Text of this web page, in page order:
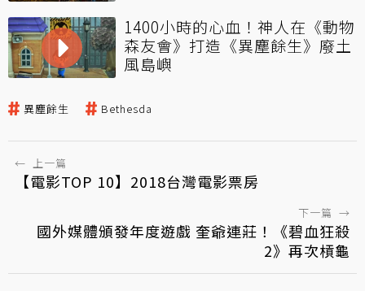
1400小時的心血！神人在《動物
森友會》打造《異塵餘生》廢土
風島嶼
異塵餘生 Bethesda
← 上一篇
【電影TOP 10】2018台灣電影票房
下一篇 →
國外媒體頒發年度遊戲 奎爺連莊！《碧血狂殺
2》再次槓龜